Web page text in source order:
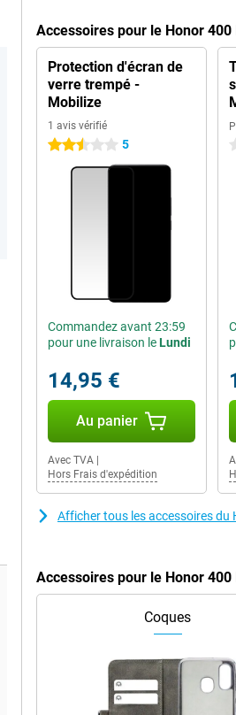
Accessoires pour le Honor 400
Protection d'écran de
verre trempé -
Mobilize
1 avis vérifié
2.5 étoiles 5
Commandez avant 23:59
pour une livraison leLundi
14,95 €
Au panier
Avec TVA
Hors Frais d'expédition
Afficher tous les accessoires
Accessoires pour le Honor 400
Coques